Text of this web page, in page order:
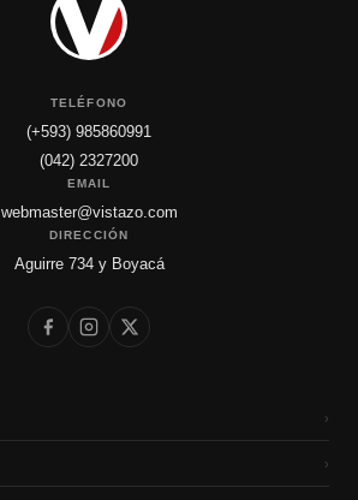
TELÉFONO
(+593) 985860991
(042) 2327200
EMAIL
webmaster@vistazo.com
DIRECCIÓN
Aguirre 734 y Boyacá
›
›